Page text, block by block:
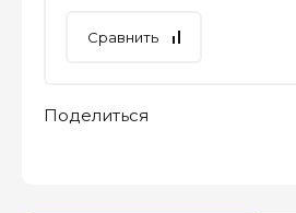
Сравнить
Поделиться